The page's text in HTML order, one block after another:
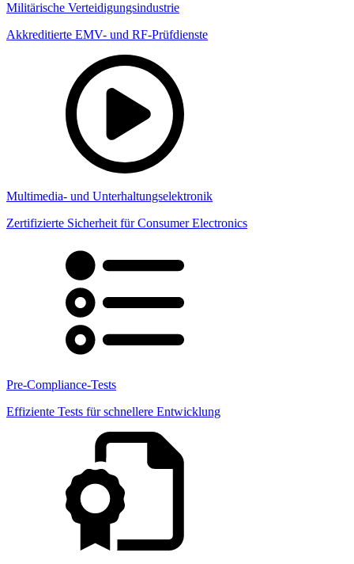
Militärische Verteidigungsindustrie
Akkreditierte EMV- und RF-Prüfdienste
Multimedia- und Unterhaltungselektronik
Zertifizierte Sicherheit für Consumer Electronics
Pre-Compliance-Tests
Effiziente Tests für schnellere Entwicklung